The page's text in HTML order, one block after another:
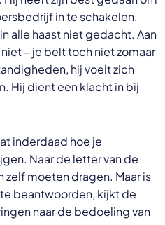
in te schakelen.
alle haast niet gedacht. Aan
– je belt toch niet zomaar
hij voelt zich
Hij dient een klacht in bij
inderdaad hoe je
Naar de letter van de
zelf moeten dragen. Maar is
beantwoorden, kijkt de
naar de bedoeling van